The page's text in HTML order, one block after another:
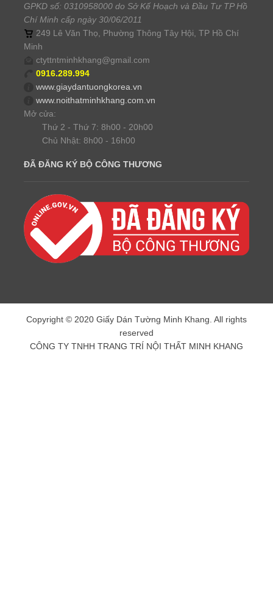
GPKD số: 0310958000 do Sở Kế Hoạch và Đầu Tư TP Hồ
Chí Minh cấp ngày 30/06/2011
249 Lê Văn Thọ, Phường Thông Tây Hội, TP Hồ Chí
Minh
ctyttntminhkhang@gmail.com
0916.289.994
www.giaydantuongkorea.vn
www.noithatminhkhang.com.vn
Mở cửa:
Thứ 2 - Thứ 7: 8h00 - 20h00
Chủ Nhật: 8h00 - 16h00
ĐÃ ĐĂNG KÝ BỘ CÔNG THƯƠNG
Copyright © 2020 Giấy Dán Tường Minh Khang. All rights
reserved
CÔNG TY TNHH TRANG TRÍ NỘI THẤT MINH KHANG